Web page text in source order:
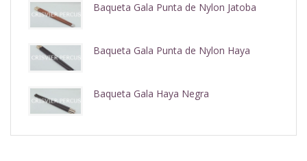
Baqueta Gala Punta de Nylon Jatoba
Baqueta Gala Punta de Nylon Haya
Baqueta Gala Haya Negra